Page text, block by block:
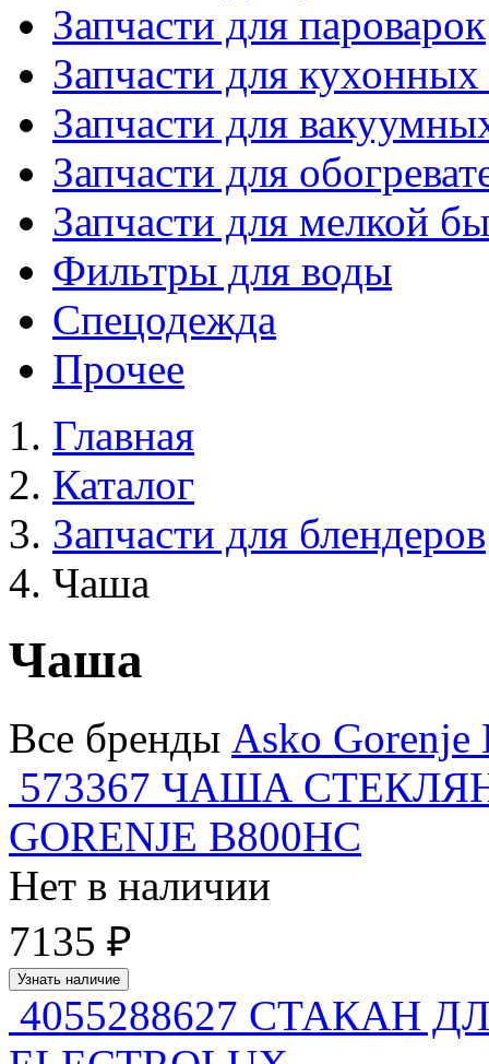
Запчасти для пароварок
Запчасти для
Запчасти для
Запчасти для
Запчасти для мелкой
Фильтры для воды
Спецодежда
Прочее
Главная
Каталог
Запчасти для блендеров
Чаша
Чаша
Все бренды Asko Gorenje
573367 ЧАША
GORENJE B800HC
Нет в наличии
7135 ₽
Узнать наличие
4055288627 СТАКАН